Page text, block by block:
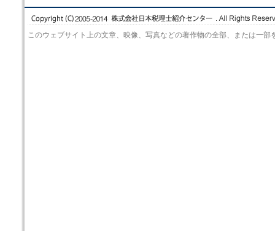
このウェブサイト上の文章、映像、写真などの著作物の全部、または一